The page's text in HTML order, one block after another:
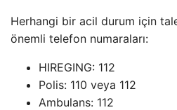
Herhangi bir acil durum için
önemli telefon numaraları:
HIREGING: 112
Polis: 110 veya 112
Ambulans: 112